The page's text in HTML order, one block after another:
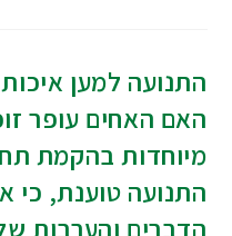
התנועה למען
האם האחים עופר
מיוחדות בהקמת
התנועה טוענת, כי
הדברים והערבות